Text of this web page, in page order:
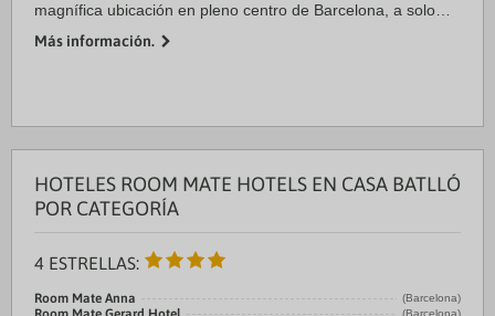
magnífica ubicación en pleno centro de Barcelona, a solo
Además, este hotel se encuentra a 1,2 ...
Más información.
HOTELES ROOM MATE HOTELS EN CASA BATLLÓ
POR CATEGORÍA
4 ESTRELLAS:
Room Mate Anna (Barcelona)
(Barcelona)